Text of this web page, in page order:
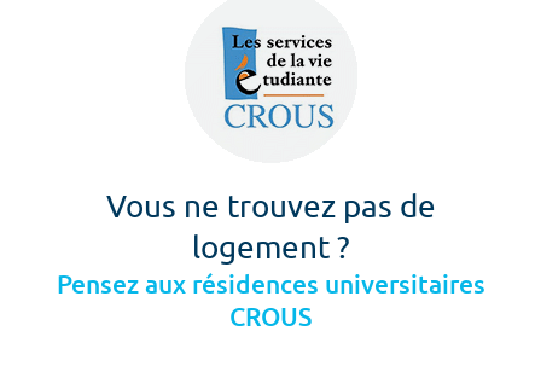
Vous ne trouvez pas de
logement ?
Pensez aux résidences universitaires
CROUS